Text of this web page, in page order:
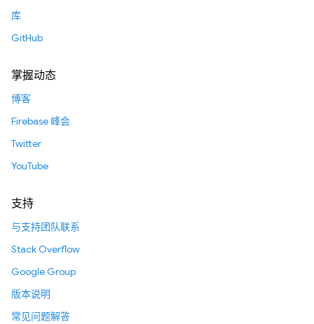
库
GitHub
掌握动态
博客
Firebase 峰会
Twitter
YouTube
支持
与支持团队联系
Stack Overflow
Google Group
版本说明
常见问题解答